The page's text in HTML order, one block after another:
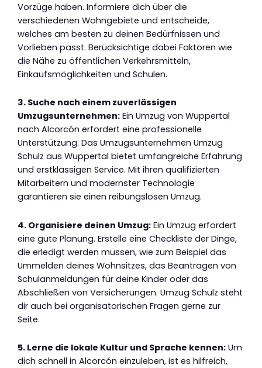
Vorzüge haben. Informiere dich über die
verschiedenen Wohngebiete und entscheide,
welches am besten zu deinen Bedürfnissen und
Vorlieben passt. Berücksichtige dabei Faktoren wie
die Nähe zu öffentlichen Verkehrsmitteln,
Einkaufsmöglichkeiten und Schulen.
3. Suche nach einem zuverlässigen
Umzugsunternehmen: Ein Umzug von Wuppertal
nach Alcorcón erfordert eine professionelle
Unterstützung. Das Umzugsunternehmen Umzug
Schulz aus Wuppertal bietet umfangreiche Erfahrung
und erstklassigen Service. Mit ihren qualifizierten
Mitarbeitern und modernster Technologie
garantieren sie einen reibungslosen Umzug.
4. Organisiere deinen Umzug: Ein Umzug erfordert
eine gute Planung. Erstelle eine Checkliste der Dinge,
die erledigt werden müssen, wie zum Beispiel das
Ummelden deines Wohnsitzes, das Beantragen von
Schulanmeldungen für deine Kinder oder das
Abschließen von Versicherungen. Umzug Schulz steht
dir auch bei organisatorischen Fragen gerne zur
Seite.
5. Lerne die lokale Kultur und Sprache kennen: Um
dich schnell in Alcorcón einzuleben, ist es hilfreich,